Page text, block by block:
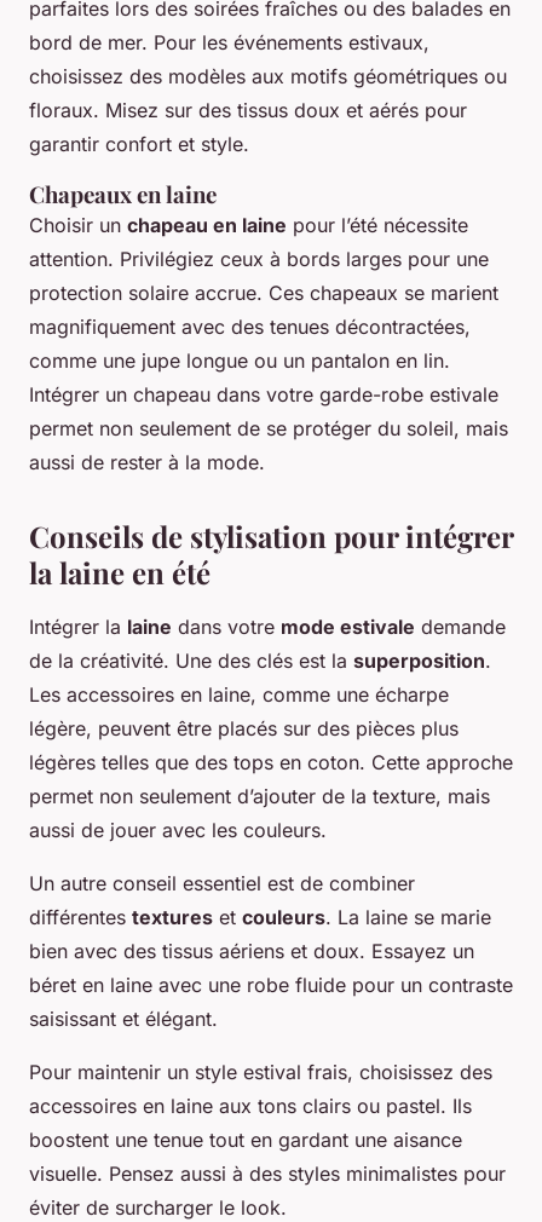
parfaites lors des soirées fraîches ou des balades en
bord de mer. Pour les événements estivaux,
choisissez des modèles aux motifs géométriques ou
floraux. Misez sur des tissus doux et aérés pour
garantir confort et style.
Chapeaux en laine
Choisir un chapeau en laine pour l’été nécessite
attention. Privilégiez ceux à bords larges pour une
protection solaire accrue. Ces chapeaux se marient
magnifiquement avec des tenues décontractées,
comme une jupe longue ou un pantalon en lin.
Intégrer un chapeau dans votre garde-robe estivale
permet non seulement de se protéger du soleil, mais
aussi de rester à la mode.
Conseils de stylisation pour intégrer
la laine en été
Intégrer la laine dans votre mode estivale demande
de la créativité. Une des clés est la superposition.
Les accessoires en laine, comme une écharpe
légère, peuvent être placés sur des pièces plus
légères telles que des tops en coton. Cette approche
permet non seulement d’ajouter de la texture, mais
aussi de jouer avec les couleurs.
Un autre conseil essentiel est de combiner
différentes textures et couleurs. La laine se marie
bien avec des tissus aériens et doux. Essayez un
béret en laine avec une robe fluide pour un contraste
saisissant et élégant.
Pour maintenir un style estival frais, choisissez des
accessoires en laine aux tons clairs ou pastel. Ils
boostent une tenue tout en gardant une aisance
visuelle. Pensez aussi à des styles minimalistes pour
éviter de surcharger le look.